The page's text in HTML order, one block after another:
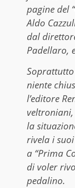
pagine del
Aldo
dal
Padellaro,
niente
l’editore
la
rivela i
a “Prima
di voler
pedalino.